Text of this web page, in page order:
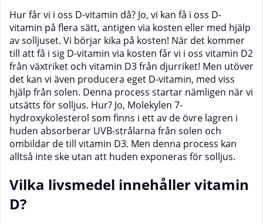
Hur får vi i oss D-vitamin då? Jo, vi kan få i oss D-
vitamin på flera sätt, antigen via kosten eller med hjälp
av solljuset. Vi börjar kika på kosten! När det kommer
till att få i sig D-vitamin via kosten får vi i oss vitamin D2
från växtriket och vitamin D3 från djurriket! Men utöver
det kan vi även producera eget D-vitamin, med viss
hjälp från solen. Denna process startar nämligen när vi
utsätts för solljus. Hur? Jo, Molekylen 7-
hydroxykolesterol som finns i ett av de övre lagren i
huden absorberar UVB-strålarna från solen och
ombildar de till vitamin D3. Men denna process kan
alltså inte ske utan att huden exponeras för solljus.
Vilka livsmedel innehåller vitamin
D?